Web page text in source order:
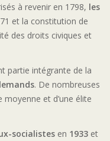
à revenir en 1798, les
et la constitution de
des droits civiques et
partie intégrante de la
. De nombreuses
et d’une élite
socialistes en 1933 et